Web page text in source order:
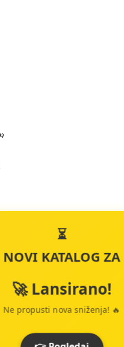
⏳
NOVI KATALOG ZA
🚀 Lansirano!
Ne propusti nova sniženja! 🔥